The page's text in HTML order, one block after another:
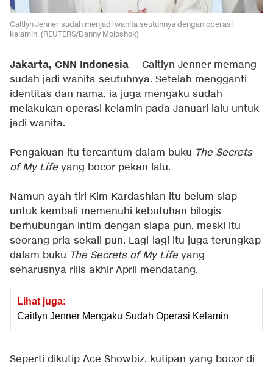
Caitlyn Jenner sudah menjadi wanita seutuhnya dengan operasi
kelamin. (REUTERS/Danny Moloshok)
Jakarta, CNN Indonesia -- Caitlyn Jenner memang
sudah jadi wanita seutuhnya. Setelah mengganti
identitas dan nama, ia juga mengaku sudah
melakukan operasi kelamin pada Januari lalu untuk
jadi wanita.
Pengakuan itu tercantum dalam buku The Secrets
of My Life yang bocor pekan lalu.
Namun ayah tiri Kim Kardashian itu belum siap
untuk kembali memenuhi kebutuhan bilogis
berhubungan intim dengan siapa pun, meski itu
seorang pria sekali pun. Lagi-lagi itu juga terungkap
dalam buku The Secrets of My Life yang
seharusnya rilis akhir April mendatang.
Lihat juga:
Caitlyn Jenner Mengaku Sudah Operasi Kelamin
Seperti dikutip Ace Showbiz, kutipan yang bocor di